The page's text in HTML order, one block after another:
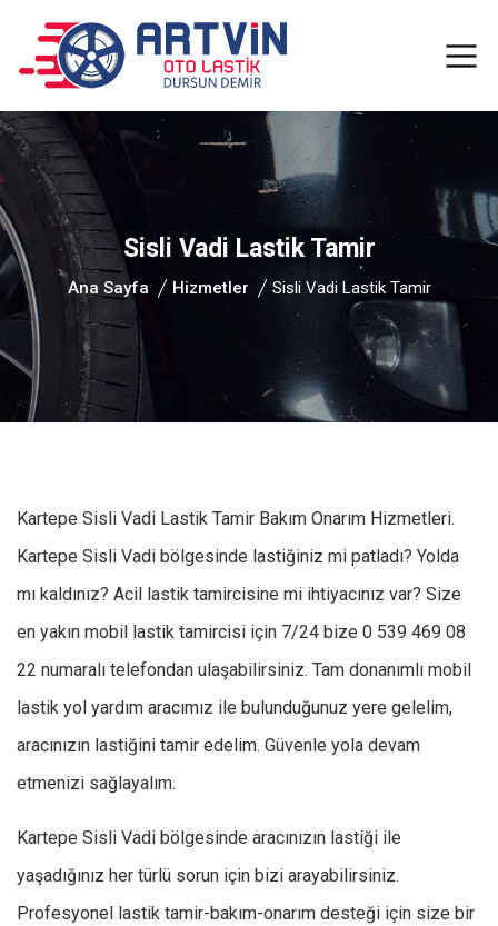
Sisli Vadi Lastik Tamir
Ana Sayfa Hizmetler Sisli Vadi Lastik Tamir
Kartepe Sisli Vadi Lastik Tamir Bakım Onarım Hizmetleri.
Kartepe Sisli Vadi bölgesinde lastiğiniz mi patladı? Yolda
mı kaldınız? Acil lastik tamircisine mi ihtiyacınız var? Size
en yakın mobil lastik tamircisi için 7/24 bize 0 539 469 08
22 numaralı telefondan ulaşabilirsiniz. Tam donanımlı mobil
lastik yol yardım aracımız ile bulunduğunuz yere gelelim,
aracınızın lastiğini tamir edelim. Güvenle yola devam
etmenizi sağlayalım.
Kartepe Sisli Vadi bölgesinde aracınızın lastiği ile
yaşadığınız her türlü sorun için bizi arayabilirsiniz.
Profesyonel lastik tamir-bakım-onarım desteği için size bir